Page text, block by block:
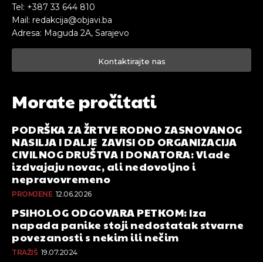
Tel: +387 33 644 810
Mail: redakcija@objavi.ba
Adresa: Maguda 2A, Sarajevo
Kontaktirajte nas
Morate pročitati
PODRŠKA ZA ŽRTVE RODNO ZASNOVANOG
NASILJA I DALJE ZAVISI OD ORGANIZACIJA
CIVILNOG DRUŠTVA I DONATORA: Vlade
izdvajaju novac, ali nedovoljno i
nepravovremeno
PROMJENE 12.06.2026
PSIHOLOG ODGOVARA PETKOM: Iza
napada panike stoji nedostatak stvarne
povezanosti s nekim ili nečim
TRAŽIŠ 19.07.2024